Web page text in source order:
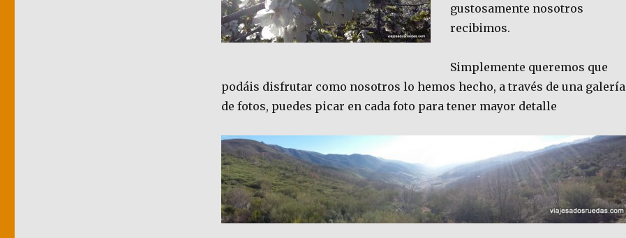
gustosamente nosotros
recibimos.
Simplemente queremos que
podáis disfrutar como nosotros lo hemos hecho, a través de una galería
de fotos, puedes picar en cada foto para tener mayor detalle